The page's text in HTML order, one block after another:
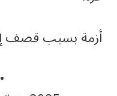
أزمة بسبب قصف
•